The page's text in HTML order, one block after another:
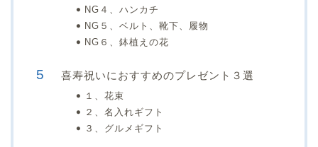
NG４、ハンカチ
NG５、ベルト、靴下、履物
NG６、鉢植えの花
喜寿祝いにおすすめのプレゼント３選
１、花束
２、名入れギフト
３、グルメギフト